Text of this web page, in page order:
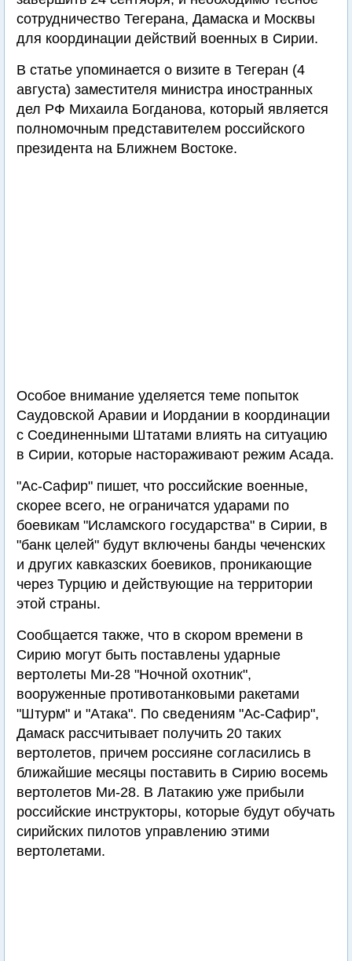
сотрудничество Тегерана, Дамаска и Москвы
для координации действий военных в Сирии.
В статье упоминается о визите в Тегеран (4
августа) заместителя министра иностранных
дел РФ Михаила Богданова, который является
полномочным представителем российского
президента на Ближнем Востоке.
Особое внимание уделяется теме попыток
Саудовской Аравии и Иордании в координации
с Соединенными Штатами влиять на ситуацию
в Сирии, которые настораживают режим Асада.
"Ас-Сафир" пишет, что российские военные,
скорее всего, не ограничатся ударами по
боевикам "Исламского государства" в Сирии, в
"банк целей" будут включены банды чеченских
и других кавказских боевиков, проникающие
через Турцию и действующие на территории
этой страны.
Сообщается также, что в скором времени в
Сирию могут быть поставлены ударные
вертолеты Ми-28 "Ночной охотник",
вооруженные противотанковыми ракетами
"Штурм" и "Атака". По сведениям "Ас-Сафир",
Дамаск рассчитывает получить 20 таких
вертолетов, причем россияне согласились в
ближайшие месяцы поставить в Сирию восемь
вертолетов Ми-28. В Латакию уже прибыли
российские инструкторы, которые будут обучать
сирийских пилотов управлению этими
вертолетами.